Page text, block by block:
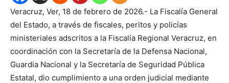
Veracruz, Ver, 18 de febrero de 2026.- La Fiscalía General
del Estado, a través de fiscales, peritos y policías
ministeriales adscritos a la Fiscalía Regional Veracruz, en
coordinación con la Secretaría de la Defensa Nacional,
Guardia Nacional y la Secretaría de Seguridad Pública
Estatal, dio cumplimiento a una orden judicial mediante